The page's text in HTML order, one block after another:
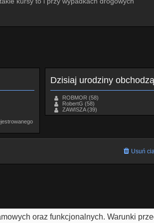
oraz funkcjonalnych. Warunki
Dzisiaj urodziny obchodzą
ROBMOR (58)
RobertG (58)
ZAWISZA(39)
Usuń